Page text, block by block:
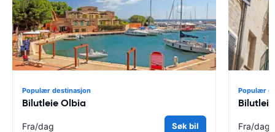
Populær destinasjon
Bilutleie Olbia
Fra/dag Søk bil
Populær
Fra/dag